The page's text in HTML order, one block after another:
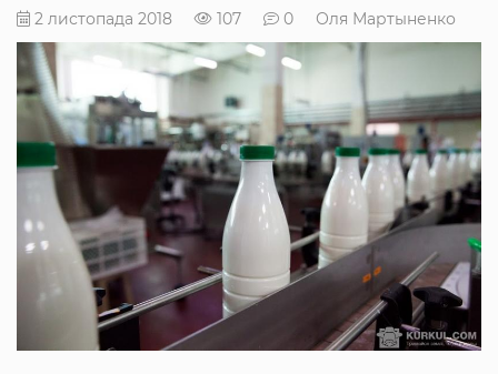
2 листопада 2018 107 0 Оля Мартыненко